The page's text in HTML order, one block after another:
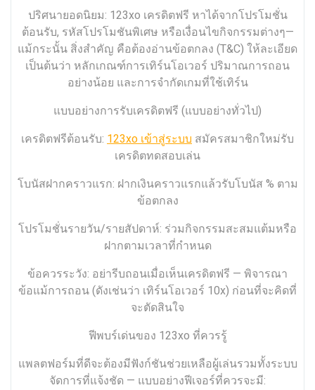
ปริศนายอดนิยม: 123xo เครดิตฟรี หาได้จากโปรโมชั่น
ต้อนรับ, รหัสโปรโมชันพิเศษ หรือเงื่อนไขกิจกรรมต่างๆ—
แม้กระนั้น สิ่งสำคัญ คือต้องอ่านข้อตกลง (T&C) ให้ละเอียด
เป็นต้นว่า หลักเกณฑ์การเทิร์นโอเวอร์ ปริมาณการถอน
อย่างน้อย และการจำกัดเกมที่ใช้เทิร์น
แบบอย่างการรับเครดิตฟรี (แบบอย่างทั่วไป)
เครดิตฟรีต้อนรับ: 123xo เข้าสู่ระบบ สมัครสมาชิกใหม่รับ
เครดิตทดสอบเล่น
โบนัสฝากคราวแรก: ฝากเงินคราวแรกแล้วรับโบนัส % ตาม
ข้อตกลง
โปรโมชั่นรายวัน/รายสัปดาห์: ร่วมกิจกรรมสะสมแต้มหรือ
ฝากตามเวลาที่กำหนด
ข้อควรระวัง: อย่ารีบถอนเมื่อเห็นเครดิตฟรี — พิจารณา
ข้อแม้การถอน (ดังเช่นว่า เทิร์นโอเวอร์ 10x) ก่อนที่จะคิดที่
จะตัดสินใจ
ฟีพบร์เด่นของ 123xo ที่ควรรู้
แพลตฟอร์มที่ดีจะต้องมีฟังก์ชันช่วยเหลือผู้เล่นรวมทั้งระบบ
จัดการที่แจ้งชัด — แบบอย่างฟีเจอร์ที่ควรจะมี: